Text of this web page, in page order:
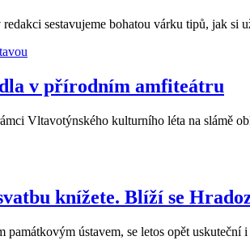
sestavujeme bohatou várku tipů, jak si
v přírodním amfiteátru
Vltavotýnského kulturního léta na slámě
knížete. Blíží se
ústavem, se letos opět